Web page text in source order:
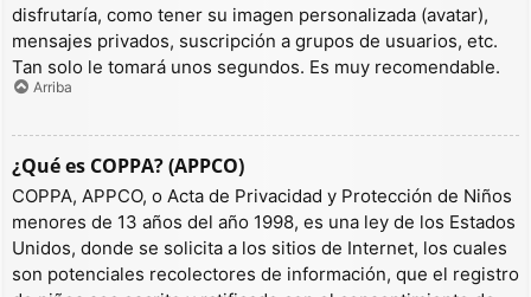
disfrutaría, como tener su imagen personalizada (avatar),
mensajes privados, suscripción a grupos de usuarios, etc.
Tan solo le tomará unos segundos. Es muy recomendable.
Arriba
¿Qué es COPPA? (APPCO)
COPPA, APPCO, o Acta de Privacidad y Protección de Niños
menores de 13 años del año 1998, es una ley de los Estados
Unidos, donde se solicita a los sitios de Internet, los cuales
son potenciales recolectores de información, que el registro